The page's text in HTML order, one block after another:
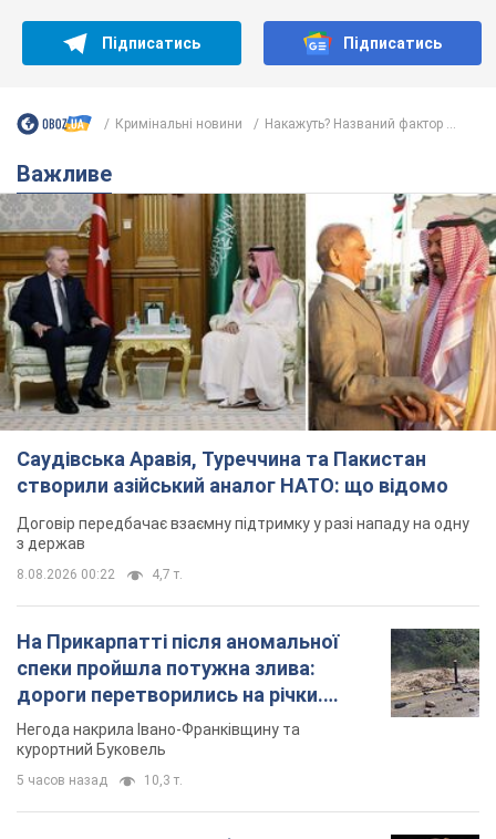
Саудівська Аравія, Туреччина та Пакистан
створили азійський аналог НАТО: що відомо
Договір передбачає взаємну підтримку у разі нападу на одну
з держав
8.08.2026 00:22 4,7 т.
На Прикарпатті після аномальної
спеки пройшла потужна злива:
дороги перетворились на річки.
Відео
курортний Буковель
спортивної гімнастики, офіційно не
допустивши до чемпіонату Європи
основних спортсменів
5 часов назад 8,4 т.